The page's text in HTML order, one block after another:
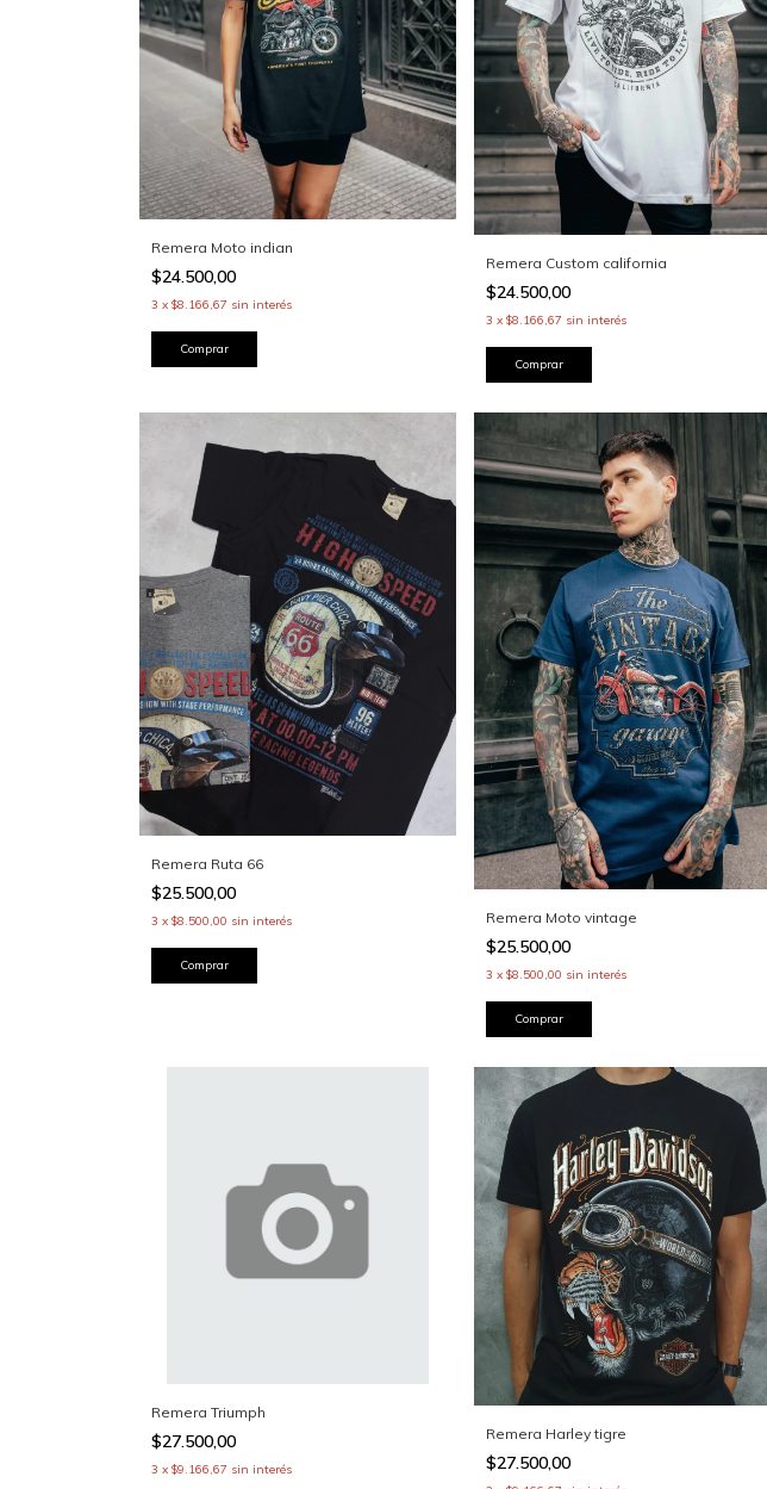
Remera Moto indian
$24.500,00
3 x $8.166,67 sin interés
Comprar
Remera Custom california
$24.500,00
3 x$8.166,67 sin interés
Comprar
Remera Ruta 66
$25.500,00
3 x $8.500,00 sin interés
Comprar
Remera Moto vintage
$25.500,00
3 x$8.500,00 sin interés
Comprar
Remera Triumph
$27.500,00
3 x $9.166,67 sin interés
Remera Harley tigre
$27.500,00